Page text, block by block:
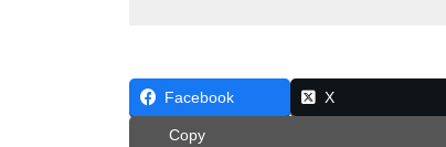
Facebook X
Copy